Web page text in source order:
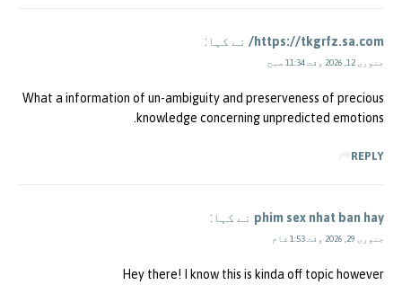
https://tkgrfz.sa.com/ نے کہا:
جنوری 12, 2026 وقت 11:34 صبح
What a information of un-ambiguity and preserveness of precious
knowledge concerning unpredicted emotions.
REPLY
phim sex nhat ban hay نے کہا:
جنوری 29, 2026 وقت 1:53 شام
Hey there! I know this is kinda off topic however